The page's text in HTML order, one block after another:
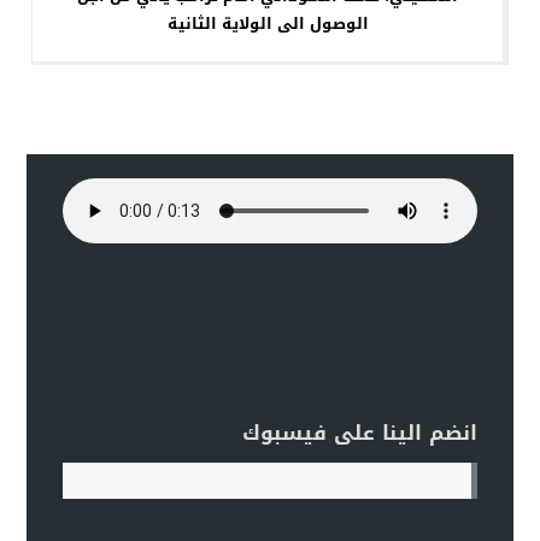
الوصول الى الولاية الثانية
انضم الينا على فيسبوك